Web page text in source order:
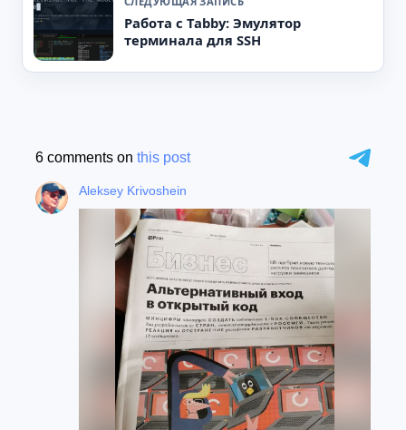
Работа с Tabby: Эмулятор
терминала для SSH